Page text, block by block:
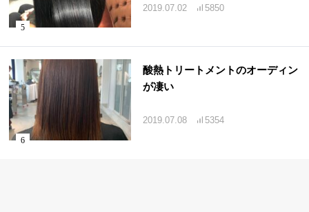
2019.07.02 5850
酸熱トリートメントのオーディン
が凄い
2019.07.08 5354